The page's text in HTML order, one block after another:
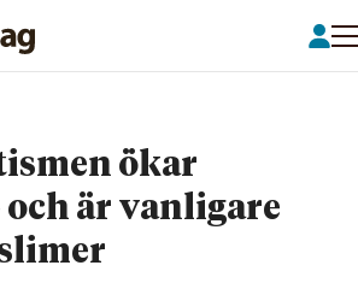
ökar
och är vanligare